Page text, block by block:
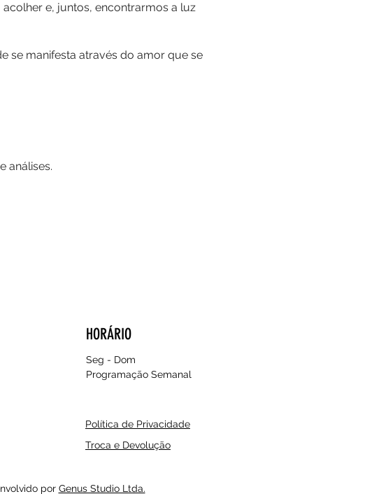
e, juntos, encontrarmos a luz
se manifesta através do amor que se
análises.
HORÁRIO
Seg - Dom
Programação Semanal
Política de Privacidade
Troca e Devolução
por Genus Studio Ltda.